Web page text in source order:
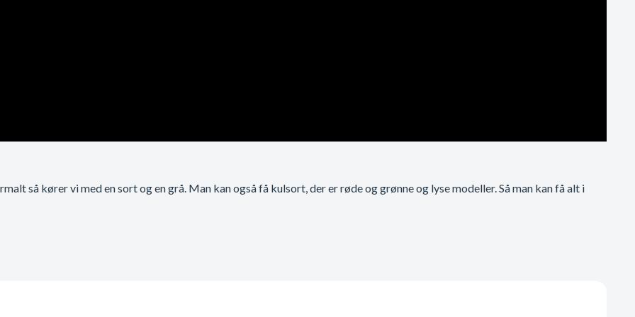
så kører vi med en sort og en grå. Man kan også få kulsort, der er røde og grønne og lyse modeller. Så man kan få alt i